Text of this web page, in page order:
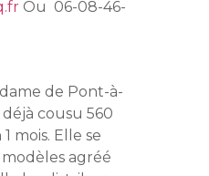
Ou 06-08-46-
de Pont-à-
cousu 560
mois. Elle se
agréé